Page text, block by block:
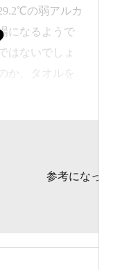
の弱アルカ
になるようで
はないでしょ
か、タオルを
となっていま
３人までにし
た。
が付いていま
を噴き上げて
参考になった